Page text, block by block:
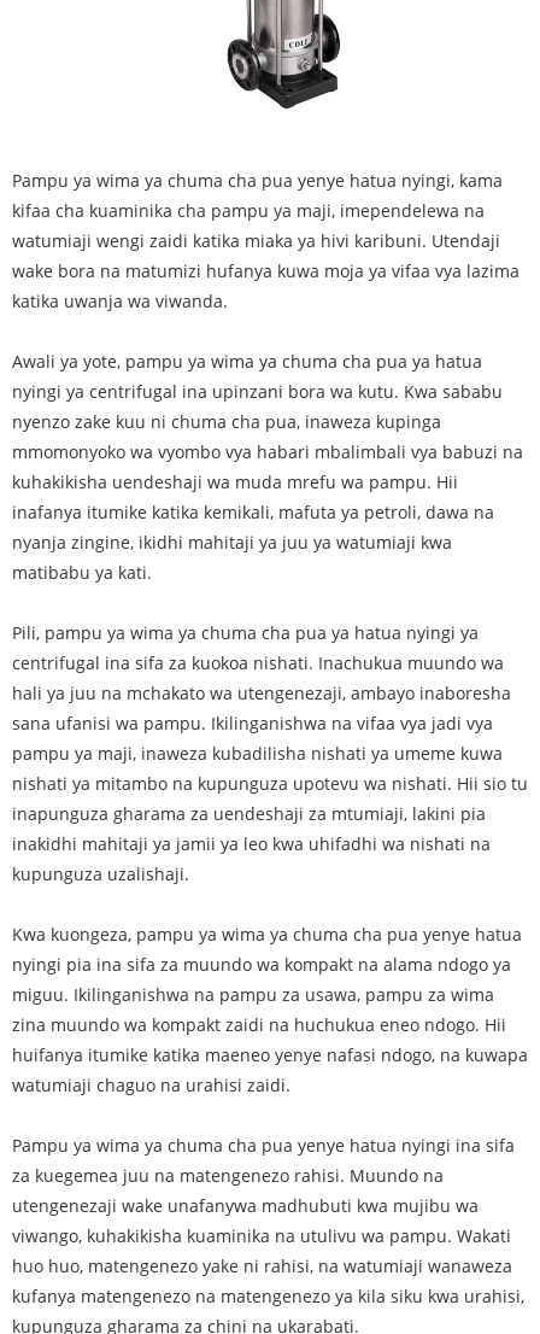
Pampu ya wima ya chuma cha pua yenye hatua nyingi, kama
kifaa cha kuaminika cha pampu ya maji, imependelewa na
watumiaji wengi zaidi katika miaka ya hivi karibuni. Utendaji
wake bora na matumizi hufanya kuwa moja ya vifaa vya lazima
katika uwanja wa viwanda.
Awali ya yote, pampu ya wima ya chuma cha pua ya hatua
nyingi ya centrifugal ina upinzani bora wa kutu. Kwa sababu
nyenzo zake kuu ni chuma cha pua, inaweza kupinga
mmomonyoko wa vyombo vya habari mbalimbali vya babuzi na
kuhakikisha uendeshaji wa muda mrefu wa pampu. Hii
inafanya itumike katika kemikali, mafuta ya petroli, dawa na
nyanja zingine, ikidhi mahitaji ya juu ya watumiaji kwa
matibabu ya kati.
Pili, pampu ya wima ya chuma cha pua ya hatua nyingi ya
centrifugal ina sifa za kuokoa nishati. Inachukua muundo wa
hali ya juu na mchakato wa utengenezaji, ambayo inaboresha
sana ufanisi wa pampu. Ikilinganishwa na vifaa vya jadi vya
pampu ya maji, inaweza kubadilisha nishati ya umeme kuwa
nishati ya mitambo na kupunguza upotevu wa nishati. Hii sio tu
inapunguza gharama za uendeshaji za mtumiaji, lakini pia
inakidhi mahitaji ya jamii ya leo kwa uhifadhi wa nishati na
kupunguza uzalishaji.
Kwa kuongeza, pampu ya wima ya chuma cha pua yenye hatua
nyingi pia ina sifa za muundo wa kompakt na alama ndogo ya
miguu. Ikilinganishwa na pampu za usawa, pampu za wima
zina muundo wa kompakt zaidi na huchukua eneo ndogo. Hii
huifanya itumike katika maeneo yenye nafasi ndogo, na kuwapa
watumiaji chaguo na urahisi zaidi.
Pampu ya wima ya chuma cha pua yenye hatua nyingi ina sifa
za kuegemea juu na matengenezo rahisi. Muundo na
utengenezaji wake unafanywa madhubuti kwa mujibu wa
viwango, kuhakikisha kuaminika na utulivu wa pampu. Wakati
huo huo, matengenezo yake ni rahisi, na watumiaji wanaweza
kufanya matengenezo na matengenezo ya kila siku kwa urahisi,
kupunguza gharama za chini na ukarabati.